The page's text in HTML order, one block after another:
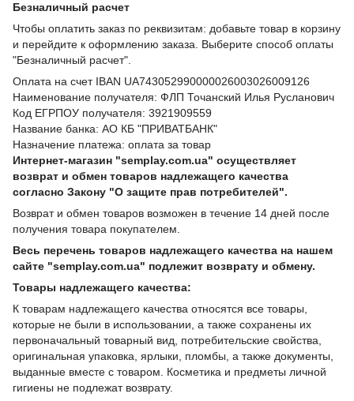
Безналичный расчет
Чтобы оплатить заказ по реквизитам: добавьте товар в корзину
и перейдите к оформлению заказа. Выберите способ оплаты
"Безналичный расчет".
Оплата на счет IBAN UA743052990000026003026009126
Наименование получателя: ФЛП Точанский Илья Русланович
Код ЕГРПОУ получателя: 3921909559
Название банка: АО КБ "ПРИВАТБАНК"
Назначение платежа: оплата за товар
Интернет-магазин "semplay.com.ua" осуществляет
возврат и обмен товаров надлежащего качества
согласно Закону "О защите прав потребителей".
Возврат и обмен товаров возможен в течение 14 дней после
получения товара покупателем.
Весь перечень товаров надлежащего качества на нашем
сайте "semplay.com.ua" подлежит возврату и обмену.
Товары надлежащего качества:
К товарам надлежащего качества относятся все товары,
которые не были в использовании, а также сохранены их
первоначальный товарный вид, потребительские свойства,
оригинальная упаковка, ярлыки, пломбы, а также документы,
выданные вместе с товаром. Косметика и предметы личной
гигиены не подлежат возврату.